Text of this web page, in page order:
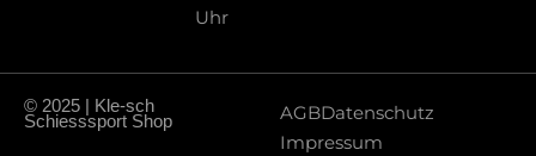
Uhr
© 2025 | Kle-sch
Schiesssport Shop AGBDatenschutz
Impressum